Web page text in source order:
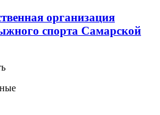
организация
спорта Самарской